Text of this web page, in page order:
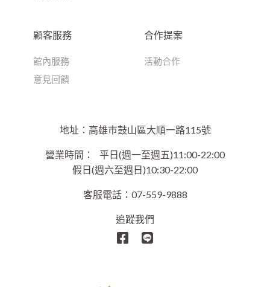
地址：高雄巿鼓山區大順一路115號
營業時間：
平日(週一至週五)11:00-22:00
假日(週六至週日)10:30-22:00
客服電話：07-559-9888
追蹤我們
顧客服務
館內服務
意見回饋
合作提案
活動合作